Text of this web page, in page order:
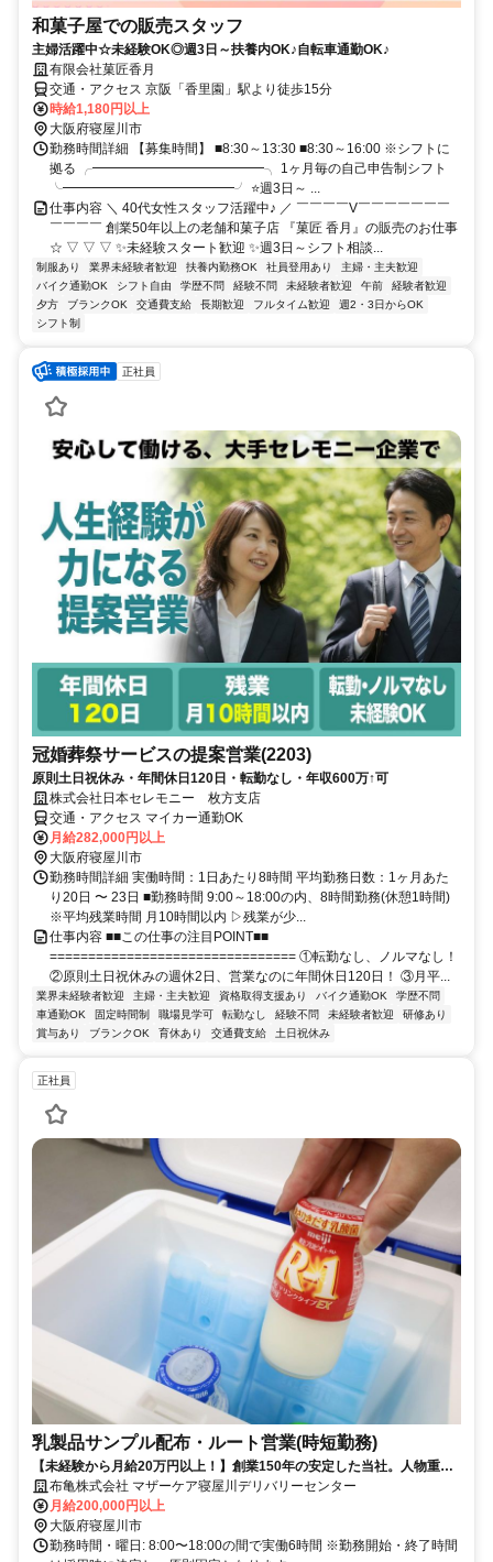
和菓子屋での販売スタッフ
主婦活躍中☆未経験OK◎週3日～扶養内OK♪自転車通勤OK♪
有限会社菓匠香月
交通・アクセス 京阪「香里園」駅より徒歩15分
時給1,180円以上
大阪府寝屋川市
勤務時間詳細 【募集時間】 ■8:30～13:30 ■8:30～16:00 ※シフトに
拠る ╭━━━━━━━━━━━━━╮ 1ヶ月毎の自己申告制シフト
╰━━━━━━━━━━━━━╯ ⭐週3日～ ...
仕事内容 ＼ 40代女性スタッフ活躍中♪ ／ ￣￣￣￣V￣￣￣￣￣￣￣
￣￣￣￣ 創業50年以上の老舗和菓子店 『菓匠 香月』の販売のお仕事
☆ ▽ ▽ ▽ ✨未経験スタート歓迎 ✨週3日～シフト相談...
制服あり 業界未経験者歓迎 扶養内勤務OK 社員登用あり
主婦・主夫歓迎
バイク通勤OK
シフト自由 学歴不問 経験不問 未経験者歓迎 午前
経験者歓迎
夕方
ブランクOK 交通費支給 長期歓迎 フルタイム歓迎
週2・3日からOK
シフト制
正社員
冠婚葬祭サービスの提案営業(2203)
原則土日祝休み・年間休日120日・転勤なし・年収600万↑可
株式会社日本セレモニー 枚方支店
交通・アクセス マイカー通勤OK
月給282,000円以上
大阪府寝屋川市
勤務時間詳細 実働時間：1日あたり8時間 平均勤務日数：1ヶ月あた
り20日 〜 23日 ■勤務時間 9:00～18:00の内、8時間勤務(休憩1時間)
※平均残業時間 月10時間以内 ▷残業が少...
仕事内容 ■■この仕事の注目POINT■■
================================ ①転勤なし、ノルマなし！
②原則土日祝休みの週休2日、営業なのに年間休日120日！ ③月平...
業界未経験者歓迎 主婦・主夫歓迎 資格取得支援あり バイク通勤OK
学歴不問
車通勤OK
固定時間制 職場見学可 転勤なし 経験不問 未経験者歓迎
研修あり
賞与あり
ブランクOK 育休あり 交通費支給 土日祝休み
正社員
乳製品サンプル配布・ルート営業(時短勤務)
【未経験から月給20万円以上！】創業150年の安定した当社。人物重
視・年齢学歴不問です！
布亀株式会社 マザーケア寝屋川デリバリーセンター
月給200,000円以上
大阪府寝屋川市
勤務時間・曜日: 8:00〜18:00の間で実働6時間 ※勤務開始・終了時間